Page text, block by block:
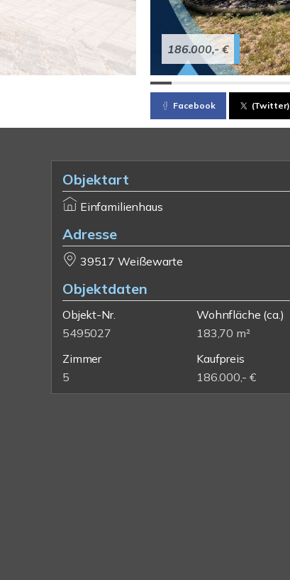
186.000,- €
Facebook (Twitter)
Objektart
Einfamilienhaus
Adresse
39517 Weißewarte
Objektdaten
Objekt-Nr.
5495027
Wohnfläche (ca.)
183,70 m²
Zimmer
5
Kaufpreis
186.000,- €